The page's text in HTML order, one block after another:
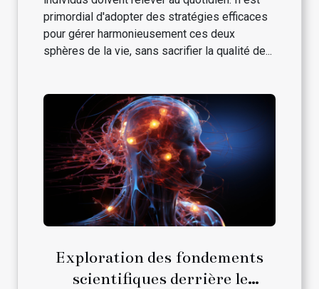
primordial d'adopter des stratégies efficaces
pour gérer harmonieusement ces deux
sphères de la vie, sans sacrifier la qualité de...
Exploration des fondements
scientifiques derrière le